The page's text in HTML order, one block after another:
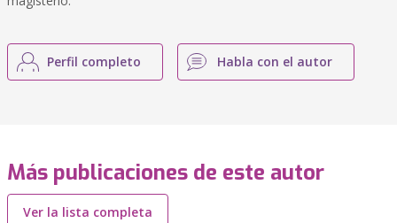
Perfil completo Habla con el autor
Más publicaciones de este autor
Ver la lista completa